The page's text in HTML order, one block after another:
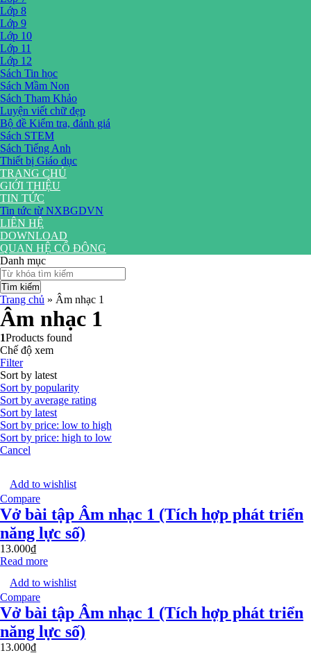
Lớp 8
Lớp 9
Lớp 10
Lớp 11
Lớp 12
Sách Tin học
Sách Mầm Non
Sách Tham Khảo
Luyện viết chữ đẹp
Bộ đề Kiểm tra, đánh giá
Sách STEM
Sách Tiếng Anh
Thiết bị Giáo dục
TRANG CHỦ
GIỚI THIỆU
TIN TỨC
Tin tức từ NXBGDVN
LIÊN HỆ
DOWNLOAD
QUAN HỆ CỔ ĐÔNG
Danh mục
Tìm kiếm
Trang chủ » Âm nhạc 1
Âm nhạc 1
1Products found
Chế độ xem
Filter
Sort by latest
Sort by popularity
Sort by average rating
Sort by latest
Sort by price: low to high
Sort by price: high to low
Cancel
Add to wishlist
Compare
Vở bài tập Âm nhạc 1 (Tích hợp phát triển
năng lực số)
13.000₫
Read more
Add to wishlist
Compare
Vở bài tập Âm nhạc 1 (Tích hợp phát triển
năng lực số)
13.000₫